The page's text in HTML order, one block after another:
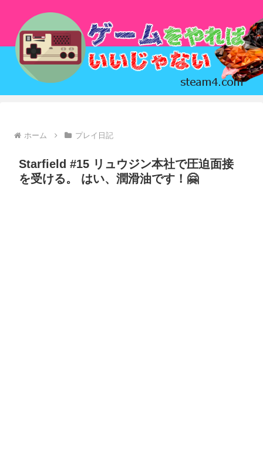
ホーム プレイ日記
Starfield #15 リュウジン本社で圧迫面接
を受ける。 はい、潤滑油です！🤗